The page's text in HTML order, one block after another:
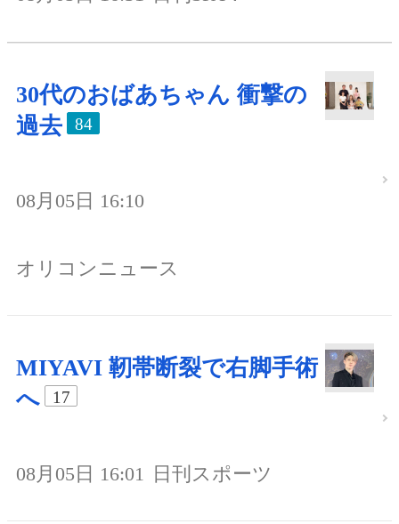
30代のおばあちゃん 衝撃の
過去
84
08月05日 16:10
オリコンニュース
MIYAVI 靭帯断裂で右脚手術
へ
17
08月05日 16:01 日刊スポーツ